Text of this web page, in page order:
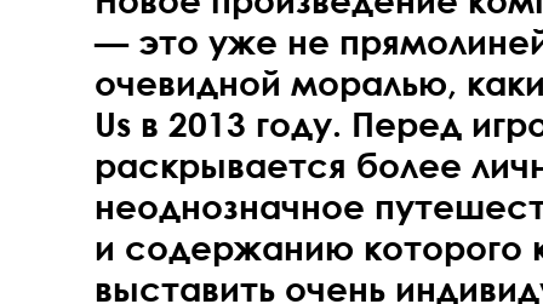
— это уже не
очевидной моралью,
Us в 2013 году. Перед
раскрывается более
неоднозначное
и содержанию
выставить очень